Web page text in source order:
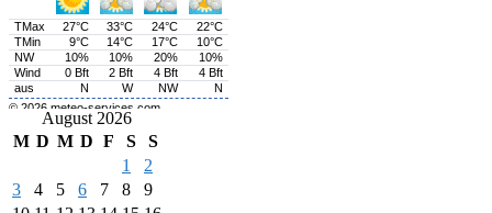
August 2026
M D M D F S
S
1
2
3
4 5 6 7 8
9